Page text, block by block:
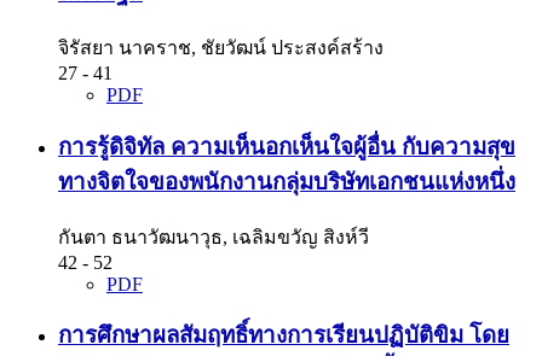
จิรัสยา นาคราช, ชัยวัฒน์ ประสงค์สร้าง
27 - 41
PDF
การรู้ดิจิทัล ความเห็นอกเห็นใจผู้อื่น กับความสุข
ทางจิตใจของพนักงานกลุ่มบริษัทเอกชนแห่งหนึ่ง
กันตา ธนาวัฒนาวุธ, เฉลิมขวัญ สิงห์วี
42 - 52
PDF
การศึกษาผลสัมฤทธิ์ทางการเรียนปฏิบัติขิม โดย